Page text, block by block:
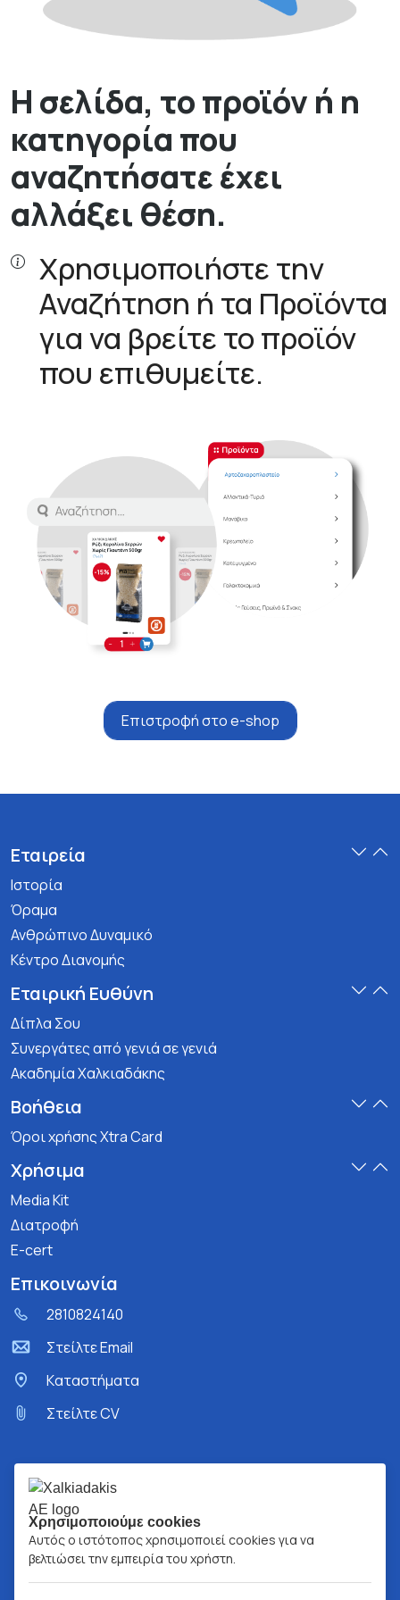
Η σελίδα, το προϊόν ή η
κατηγορία που
αναζητήσατε έχει
αλλάξει θέση.
Χρησιμοποιήστε την
Αναζήτηση ή τα Προϊόντα
για να βρείτε το προϊόν
που επιθυμείτε.
Επιστροφή στο e-shop
Εταιρεία
Ιστορία
Όραμα
Ανθρώπινο Δυναμικό
Κέντρο Διανομής
Εταιρική Ευθύνη
Δίπλα Σου
Συνεργάτες από γενιά σε γενιά
Ακαδημία Χαλκιαδάκης
Βοήθεια
Όροι χρήσης Xtra Card
Χρήσιμα
Media Kit
Διατροφή
E-cert
Επικοινωνία
2810824140
Στείλτε Email
Kαταστήματα
Στείλτε CV
Χρησιμοποιούμε cookies
Αυτός ο ιστότοπος χρησιμοποιεί cookies για να
βελτιώσει την εμπειρία του χρήστη.